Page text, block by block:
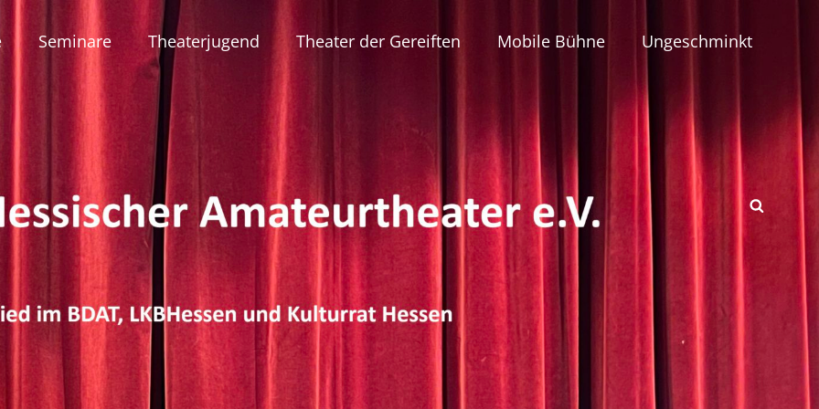
Seminare Theaterjugend Theater der Gereiften Mobile Bühne Ungeschminkt